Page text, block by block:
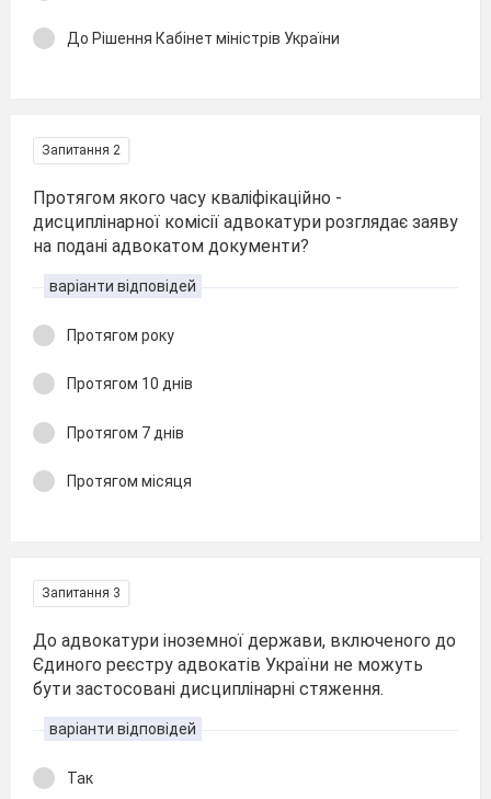
До Рішення Кабінет міністрів України
Запитання 2
Протягом якого часу кваліфікаційно -
дисциплінарної комісії адвокатури розглядає заяву
на подані адвокатом документи?
варіанти відповідей
Протягом року
Протягом 10 днів
Протягом 7 днів
Протягом місяця
Запитання 3
До адвокатури іноземної держави, включеного до
Єдиного реєстру адвокатів України не можуть
бути застосовані дисциплінарні стяження.
варіанти відповідей
Так